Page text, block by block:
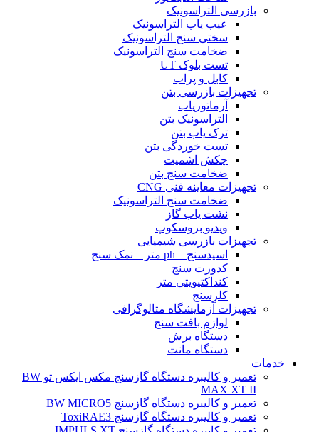
بازرسی التراسونیک
عیب یاب التراسونیک
سختی سنج التراسونیک
ضخامت سنج التراسونیک
تست بلوک UT
کابل و پراب
تجهیزات بازرسی بتن
آرماتوریاب
التراسونیک بتن
ترک یاب بتن
تست خوردگی بتن
چکش اشمیت
ضخامت سنج بتن
تجهیزات معاینه فنی CNG
ضخامت سنج التراسونیک
نشت یاب گاز
ویدیو بروسکوپ
تجهیزات بازرسی شیمیایی
اسیدسنج – ph متر – نمک سنج
کدورت سنج
کنداکتیویتی متر
کلرسنج
تجهیزات آزمایشگاه متالوگرافی
لوازم بافت سنج
دستگاه برش
دستگاه مانت
خدمات
تعمیر و کالیبره دستگاه گازسنج مکس ایکس تو BW
MAX XT II
تعمیر و کالیبره دستگاه گازسنج BW MICRO5
تعمیر و کالیبره دستگاه گازسنج ToxiRAE3